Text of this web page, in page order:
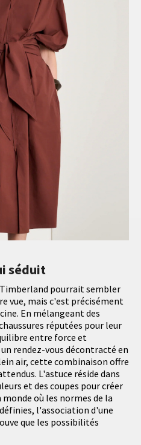
séduit
pourrait sembler
vue, mais c'est précisément
En mélangeant des
réputées pour leur
entre force et
rendez-vous décontracté en
air, cette combinaison offre
L'astuce réside dans
et des coupes pour créer
où les normes de la
l'association d'une
que les possibilités